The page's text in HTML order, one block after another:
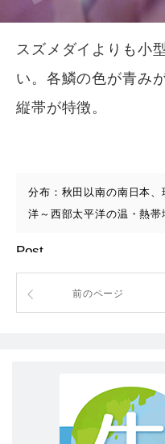
スズメダイよりも小
い。各鱗の色が青み
縦帯が特徴。
分布：秋田以南の南日本
洋～西部太平洋の温・熱帯
Post
前のページ